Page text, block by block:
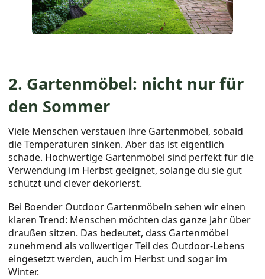
2. Gartenmöbel: nicht nur für
den Sommer
Viele Menschen verstauen ihre Gartenmöbel, sobald
die Temperaturen sinken. Aber das ist eigentlich
schade. Hochwertige Gartenmöbel sind perfekt für die
Verwendung im Herbst geeignet, solange du sie gut
schützt und clever dekorierst.
Bei Boender Outdoor Gartenmöbeln sehen wir einen
klaren Trend: Menschen möchten das ganze Jahr über
draußen sitzen. Das bedeutet, dass Gartenmöbel
zunehmend als vollwertiger Teil des Outdoor-Lebens
eingesetzt werden, auch im Herbst und sogar im
Winter.